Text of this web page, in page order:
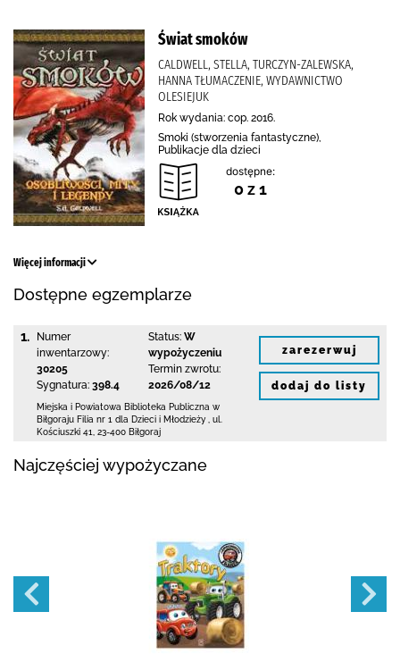
Świat smoków
CALDWELL, STELLA, TURCZYN-ZALEWSKA,
HANNA TŁUMACZENIE, WYDAWNICTWO
OLESIEJUK
Rok wydania: cop. 2016.
Smoki (stworzenia fantastyczne),
Publikacje dla dzieci
dostępne:
0 z 1
Więcej informacji
Dostępne egzemplarze
1.
Numer
inwentarzowy:
30205
Sygnatura: 398.4
Status: W
wypożyczeniu
Termin zwrotu:
2026/08/12
Miejska i Powiatowa Biblioteka Publiczna w
Biłgoraju Filia nr 1 dla Dzieci i Młodzieży
ul.
Kościuszki 41
23-400 Biłgoraj
zarezerwuj
dodaj do listy
Najczęściej wypożyczane